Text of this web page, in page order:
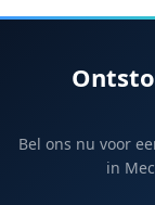
Bel ons nu voor
in